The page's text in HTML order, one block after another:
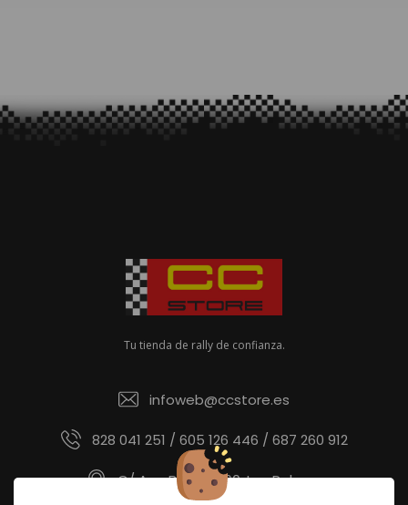
Tu tienda de rally de confianza.
infoweb@ccstore.es
828 041 251 / 605 126 446 / 687 260 912
C/ Ana Benítez 60, Las Palmas